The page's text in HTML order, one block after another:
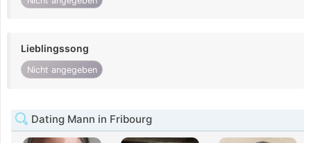
Lieblingssong
Nicht angegeben
Dating Mann in Fribourg